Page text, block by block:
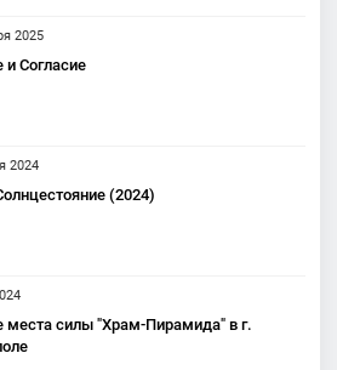
2025
и Согласие
2024
(2024)
места силы "Храм-Пирамида" в г.